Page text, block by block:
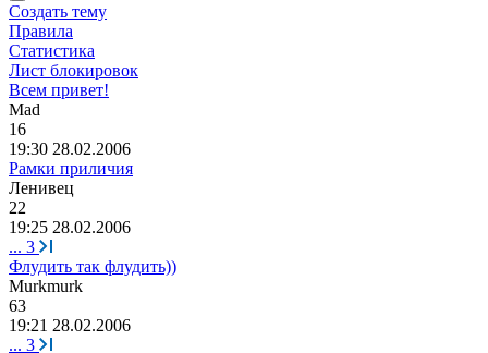
Создать тему
Правила
Статистика
Лист блокировок
Всем привет!
Mаd
16
19:30 28.02.2006
Рамки приличия
Ленивeц
22
19:25 28.02.2006
... 3
Флудить так флудить))
Murkmurk
63
19:21 28.02.2006
... 3